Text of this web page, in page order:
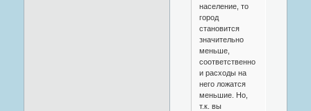
население, то
город
становится
значительно
меньше,
соответственно
и расходы на
него ложатся
меньшие. Но,
т.к. вы